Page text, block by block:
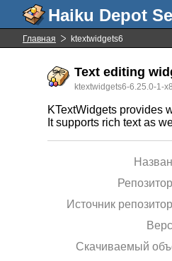
Главная ktextwidgets6
Text editing
ktextwidgets6-6.25.0-1-
KTextWidgets provides
It supports rich text as
Источник
Скачиваемый